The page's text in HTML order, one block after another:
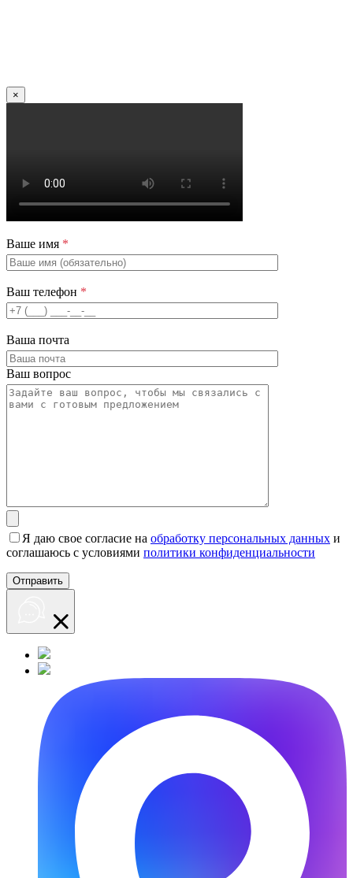
×
Ваше имя *
Ваш телефон *
Ваша почта
Ваш вопрос
Я даю свое согласие на обработку персональных данных и
соглашаюсь с условиями политики конфиденциальности